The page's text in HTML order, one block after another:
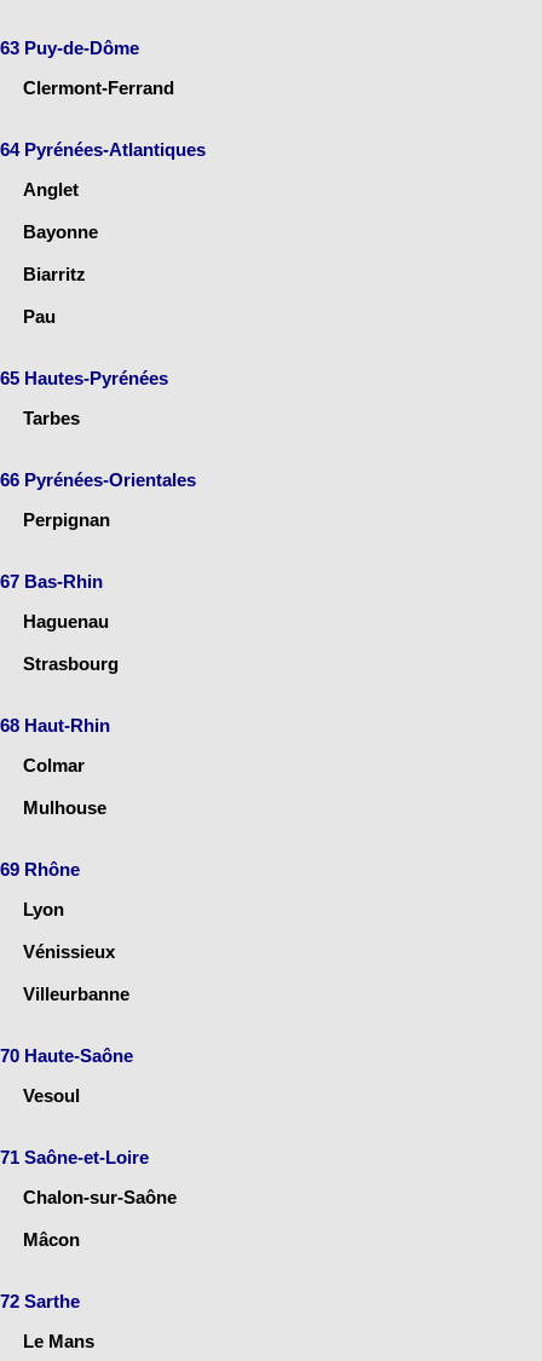
63 Puy-de-Dôme
Clermont-Ferrand
64 Pyrénées-Atlantiques
Anglet
Bayonne
Biarritz
Pau
65 Hautes-Pyrénées
Tarbes
66 Pyrénées-Orientales
Perpignan
67 Bas-Rhin
Haguenau
Strasbourg
68 Haut-Rhin
Colmar
Mulhouse
69 Rhône
Lyon
Vénissieux
Villeurbanne
70 Haute-Saône
Vesoul
71 Saône-et-Loire
Chalon-sur-Saône
Mâcon
72 Sarthe
Le Mans